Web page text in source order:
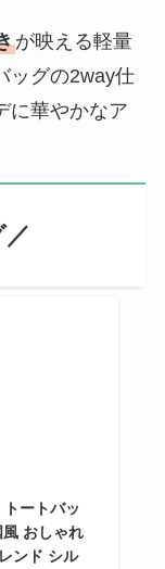
が映える軽量
ッグの2way仕
に華やかなア
トートバッ
おしゃれ
ンド シル